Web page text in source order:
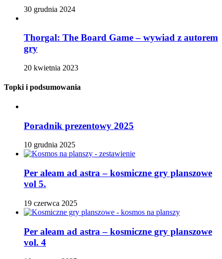
30 grudnia 2024
Thorgal: The Board Game – wywiad z autorem
gry
20 kwietnia 2023
Topki i podsumowania
Poradnik prezentowy 2025
10 grudnia 2025
Per aleam ad astra – kosmiczne gry planszowe
vol 5.
19 czerwca 2025
Per aleam ad astra – kosmiczne gry planszowe
vol. 4